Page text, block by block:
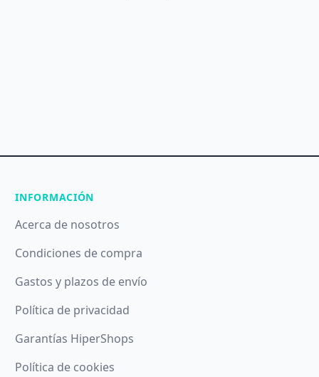
INFORMACIÓN
Acerca de nosotros
Condiciones de compra
Gastos y plazos de envío
Política de privacidad
Garantías HiperShops
Política de cookies